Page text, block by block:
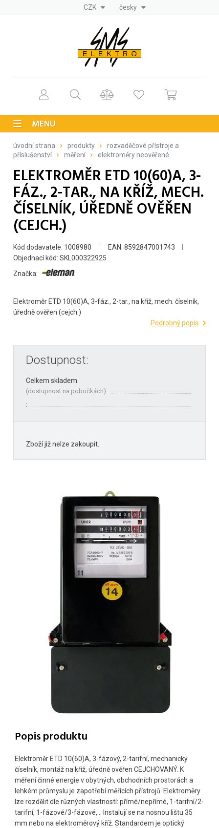
CZK česky
MENU
úvodní strana produkty
rozvaděčové přístroje a
příslušenství
měření elektroměry neověřené
ELEKTROMĚR ETD 10(60)A, 3-
FÁZ., 2-TAR., NA KŘÍŽ, MECH.
ČÍSELNÍK, ÚŘEDNĚ OVĚŘEN
(CEJCH.)
Kód dodavatele: 1008980
EAN: 8592847001743
Objednací kód: SKL000322925
Značka:
Elektroměr ETD 10(60)A, 3-fáz., 2-tar., na kříž, mech. číselník,
úředně ověřen (cejch.)
Podrobný popis
Dostupnost:
Celkem skladem
(dostupnost na pobočkách):
:
Zboží již nelze zakoupit.
Popis produktu
Elektroměr ETD 10(60)A, 3-fázový, 2-tarifní, mechanický
číselník, montáž na kříž, úředně ověřen CEJCHOVANÝ. K
měření činné energie v obytných, obchodních prostorách a
lehkém průmyslu je zapotřebí měřících přístrojů. Elektroměry
lze rozdělit dle různých vlastností: přímé/nepřímé, 1-tarifní/2-
tarifní, 1-fázové/3-fázové,... Instalují se na nosnou lištu 35
mm nebo na elektroměrový kříž. Standardem je optický